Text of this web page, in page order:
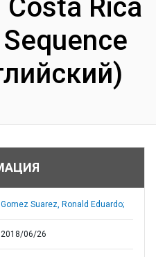
Rica
Gomez Suarez, Ronald Eduardo;
2018/06/26